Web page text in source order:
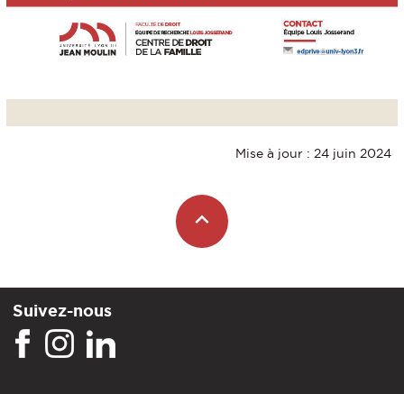
Mise à jour : 24 juin 2024
Suivez-nous